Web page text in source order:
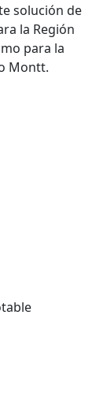
solución de
la Región
para la
Montt.